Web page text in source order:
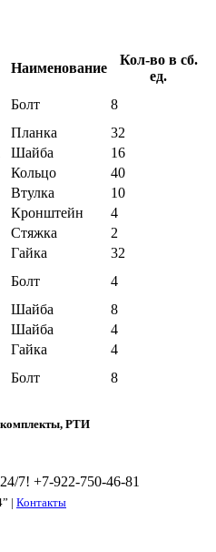
Наименование
Кол-во в сб.
ед.
Болт
8
Планка
32
Шайба
16
Кольцо
40
Втулка
10
Кронштейн
4
Стяжка
2
Гайка
32
Болт
4
Шайба
8
Шайба
4
Гайка
4
Болт 8
РТИ
7! +7-922-750-46-81
| Контакты